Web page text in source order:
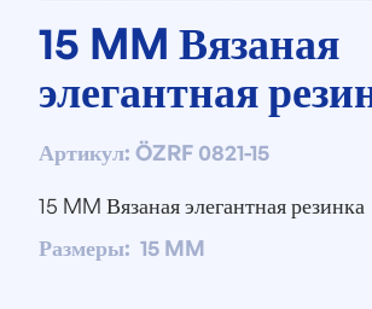
15 MM Вязаная
элегантная
Артикул: ÖZRF 0821-15
15 MM Вязаная элегантная резинка
Размеры: 15 MM